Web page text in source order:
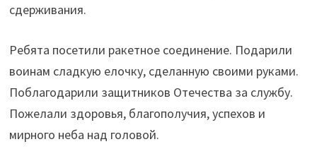
сдерживания.
Ребята посетили ракетное соединение. Подарили
воинам сладкую елочку, сделанную своими руками.
Поблагодарили защитников Отечества за службу.
Пожелали здоровья, благополучия, успехов и
мирного неба над головой.